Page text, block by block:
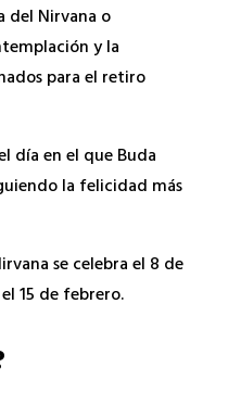
del Nirvana o
y la
para el retiro
día en el que Buda
la felicidad más
se celebra el 8 de
15 de febrero.